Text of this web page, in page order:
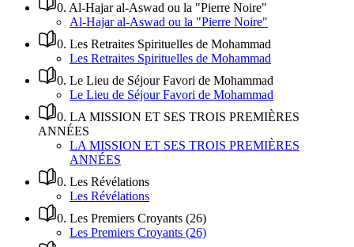
0. Al-Hajar al-Aswad ou la "Pierre Noire"
Al-Hajar al-Aswad ou la "Pierre Noire"
0. Les Retraites Spirituelles de Mohammad
Les Retraites Spirituelles de Mohammad
0. Le Lieu de Séjour Favori de Mohammad
Le Lieu de Séjour Favori de Mohammad
0. LA MISSION ET SES TROIS PREMIÈRES
ANNÉES
LA MISSION ET SES TROIS PREMIÈRES
ANNÉES
0. Les Révélations
Les Révélations
0. Les Premiers Croyants (26)
Les Premiers Croyants (26)